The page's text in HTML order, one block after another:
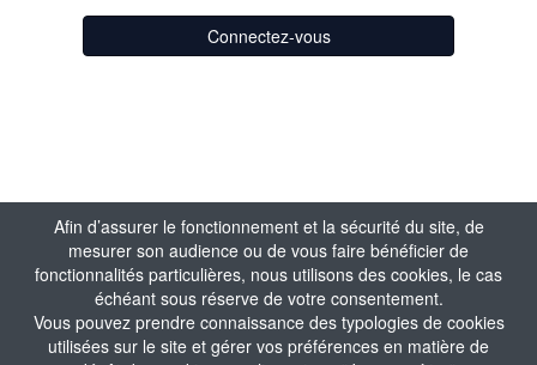
Afin d’assurer le fonctionnement et la sécurité du site, de
mesurer son audience ou de vous faire bénéficier de
fonctionnalités particulières, nous utilisons des cookies, le cas
échéant sous réserve de votre consentement.
Vous pouvez prendre connaissance des typologies de cookies
utilisées sur le site et gérer vos préférences en matière de
Connectez-vous